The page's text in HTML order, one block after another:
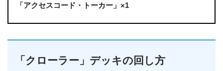
「アクセスコード・トーカー」×1
「クローラー」デッキの回し方